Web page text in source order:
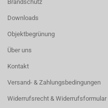
Brandschutz
Downloads
Objektbegrünung
Über uns
Kontakt
Versand- & Zahlungsbedingungen
Widerrufsrecht & Widerrufsformular